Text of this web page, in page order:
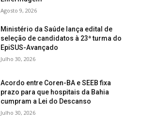
Agosto 9, 2026
Ministério da Saúde lança edital de
seleção de candidatos à 23ª turma do
EpiSUS-Avançado
Julho 30, 2026
Acordo entre Coren-BA e SEEB fixa
prazo para que hospitais da Bahia
cumpram a Lei do Descanso
Julho 30, 2026